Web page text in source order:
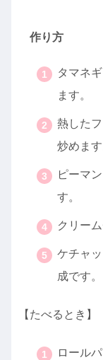
作り方
タマネ
ます。
熱した
炒めます
ピーマ
す。
クリー
ケチャ
成です。
【たべるとき】
ロール